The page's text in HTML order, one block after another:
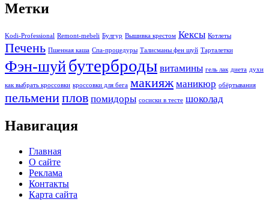
Метки
Kodi-Professional Remont-mebeli Булгур Вышивка крестом Кексы Котлеты
Печень Пшенная каша Спа-процедуры Талисманы фен шуй Тарталетки
Фэн-шуйбутерброды витамины гель лак диета духи
как выбрать кроссовки кроссовки для бега макияж маникюр обёртывания
пельмениплов помидоры сосиски в тесте шоколад
Навигация
Главная
О сайте
Реклама
Контакты
Карта сайта